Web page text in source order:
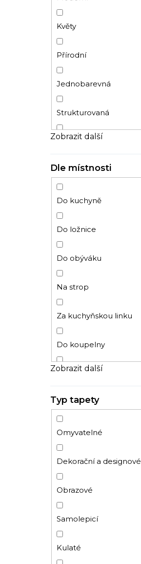
Květy
Přírodní
Jednobarevná
Strukturovaná
Pruhy
Beton
Listy
Stromy
Látka
Klasický
Anglické
Cihly
3D
Dětský
Mramor
Ornamenty
Vintage
Ryby
Džungle
Zobrazit další
Dle místnosti
Do kuchyně
Do ložnice
Do obýváku
Na strop
Za kuchyňskou linku
Do koupelny
Do dětského pokoje
Do předsíně
Do komerčních prostor
Dětský pokoj
Chodba
Zobrazit další
Typ tapety
Omyvatelné
Dekorační a designové
Obrazové
Samolepicí
Kulaté